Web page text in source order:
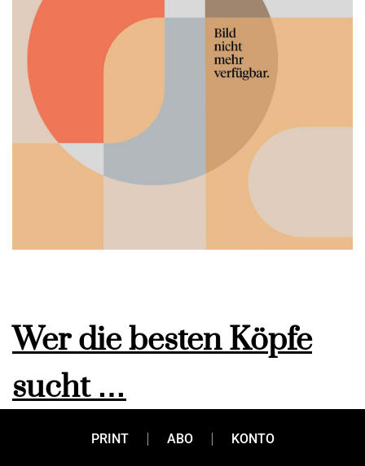
Wer die besten Köpfe
sucht …
PRINT ABO KONTO